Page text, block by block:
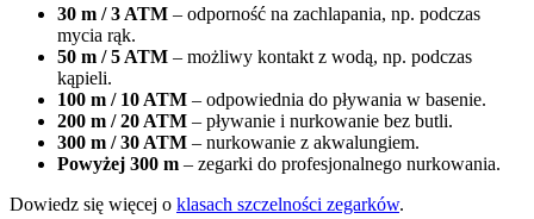
30 m / 3 ATM – odporność na zachlapania, np. podczas
mycia rąk.
50 m / 5 ATM – możliwy kontakt z wodą, np. podczas
kąpieli.
100 m / 10 ATM – odpowiednia do pływania w basenie.
200 m / 20 ATM – pływanie i nurkowanie bez butli.
300 m / 30 ATM – nurkowanie z akwalungiem.
Powyżej 300 m – zegarki do profesjonalnego nurkowania.
Dowiedz się więcej o klasach szczelności zegarków.